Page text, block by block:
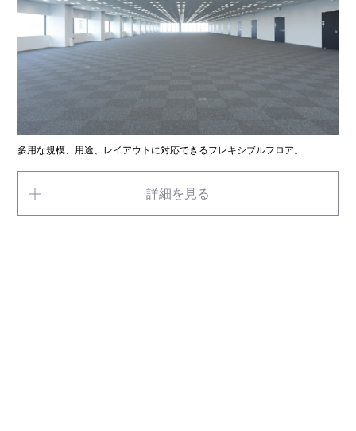
多用な規模、用途、レイアウトに対応できるフレキシブルフロア。
詳細を見る